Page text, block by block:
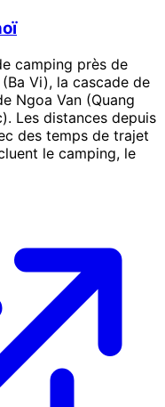
camping près de
Vi), la cascade de
Ngoa Van (Quang
Les distances depuis
des temps de trajet
le camping, le